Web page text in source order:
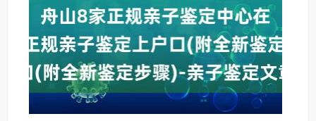
学、准确的证据，为公正的裁决提供有力的支持。这种广
泛的应用范围使得亲子鉴定成为一项非常重要的科技手
段，为社会的发展和公正做出了积极的贡献。乌鲁木齐柚
子基因正规亲子鉴定中心乌鲁木齐柚子基因亲子鉴定中心
机